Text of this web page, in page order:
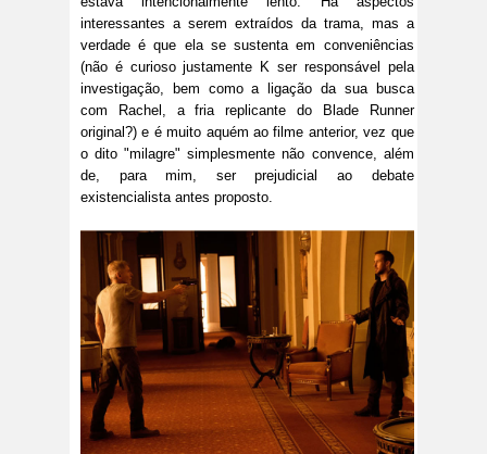
interessantes a serem extraídos da trama, mas a
verdade é que ela se sustenta em conveniências
(não é curioso justamente K ser responsável pela
investigação, bem como a ligação da sua busca
com Rachel, a fria replicante do Blade Runner
original?) e é muito aquém ao filme anterior, vez que
o dito "milagre" simplesmente não convence, além
de, para mim, ser prejudicial ao debate
existencialista antes proposto.